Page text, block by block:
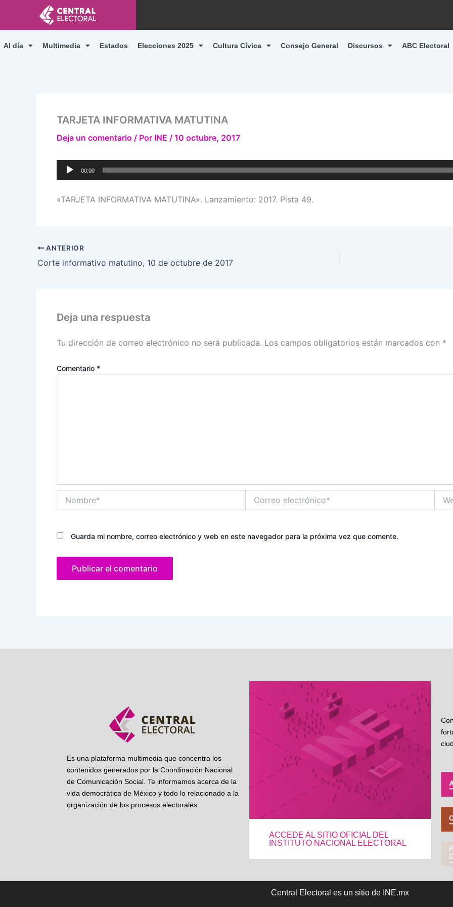
contenido
Al día Multimedia Estados Elecciones 2025 Cultura Cívica Consejo General Discursos ABC Electoral
TARJETA INFORMATIVA MATUTINA
Deja un comentario / Por INE / 10 octubre, 2017
Reproductor
de
00:00
«TARJETA INFORMATIVA MATUTINA». Lanzamiento: 2017. Pista 49.
ANTERIOR
Corte informativo matutino, 10 de octubre de 2017
Deja una respuesta
Tu dirección de correo electrónico no será publicada. Los campos obligatorios están marcados con *
Comentario *
electrónico*
Guarda mi nombre, correo electrónico y web en este navegador para la próxima vez que comente.
Es una plataforma multimedia que concentra los
contenidos generados por la Coordinación Nacional
de Comunicación Social. Te informamos acerca de la
vida democrática de México y todo lo relacionado a la
organización de los procesos electorales
ACCEDE AL SITIO OFICIAL DEL
INSTITUTO NACIONAL ELECTORAL
Central Electoral es un sitio de INE.mx